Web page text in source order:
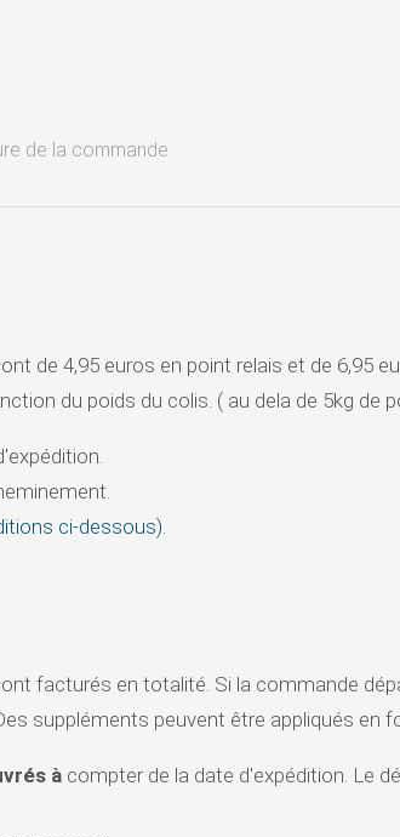
de la commande.
de 4,95 euros en point relais et de 6,95
du poids du colis. ( au dela de 5kg de
ci-dessous).
facturés en totalité. Si la commande
Des suppléments peuvent être appliqués en
à compter de la date d'expédition. Le